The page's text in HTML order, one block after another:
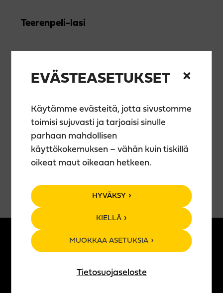
EVÄSTEASETUKSET
Käytämme evästeitä, jotta sivustomme
toimisi sujuvasti ja tarjoaisi sinulle
parhaan mahdollisen
käyttökokemuksen – vähän kuin tiskillä
oikeat maut oikeaan hetkeen.
HYVÄKSY
KIELLÄ
MUOKKAA ASETUKSIA
Tietosuojaseloste
Teerenpeli-lasi
IPA-
lasi
määrä
MEISTÄ
Teerenpelin tarina
TUOTTEET
Kaikki tuotteet